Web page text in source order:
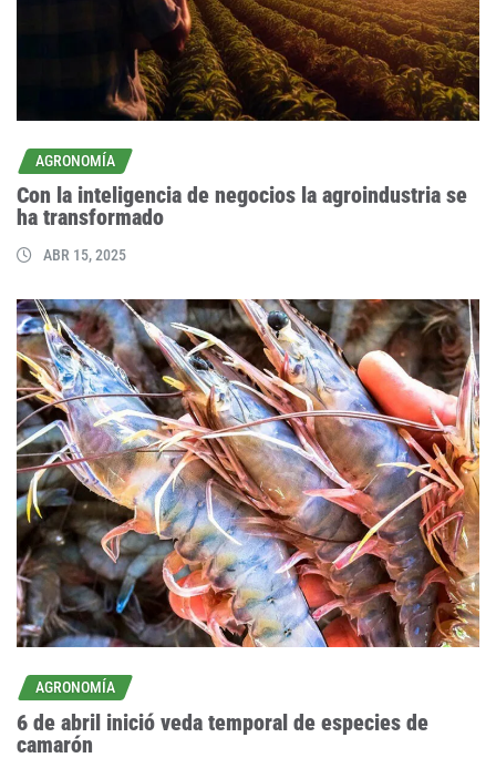
AGRONOMÍA
Con la inteligencia de negocios la agroindustria se
ha transformado
ABR 15, 2025
AGRONOMÍA
6 de abril inició veda temporal de especies de
camarón